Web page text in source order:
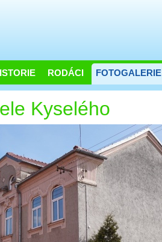
RODÁCI FOTOGALERIE
Kyselého